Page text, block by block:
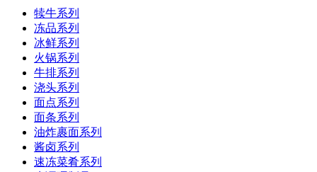
犊牛系列
冻品系列
冰鲜系列
火锅系列
牛排系列
浇头系列
面点系列
面条系列
油炸裹面系列
酱卤系列
速冻菜肴系列